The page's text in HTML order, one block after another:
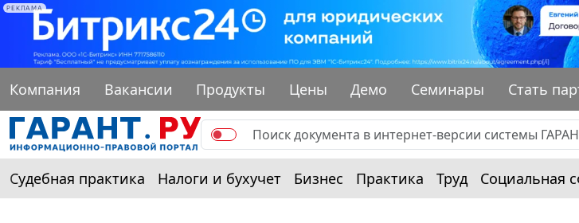
РЕКЛАМА
Компания Вакансии Продукты Цены Демо Семинары Стать
Судебная практика Налоги и бухучет Бизнес Практика Труд Социальная